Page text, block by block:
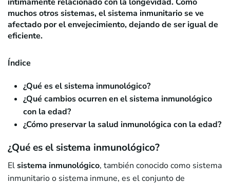
íntimamente relacionado con la longevidad. Como
muchos otros sistemas, el sistema inmunitario se ve
afectado por el envejecimiento, dejando de ser igual de
eficiente.
Índice
¿Qué es el sistema inmunológico?
¿Qué cambios ocurren en el sistema inmunológico
con la edad?
¿Cómo preservar la salud inmunológica con la edad?
¿Qué es el sistema inmunológico?
Elsistema inmunológico, también conocido como sistema
inmunitario o sistema inmune, es el conjunto de